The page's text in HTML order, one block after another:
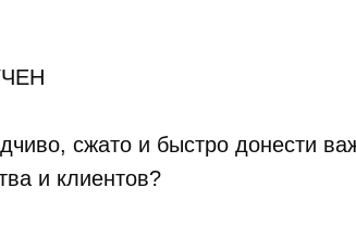
сжато и быстро донести
и клиентов?